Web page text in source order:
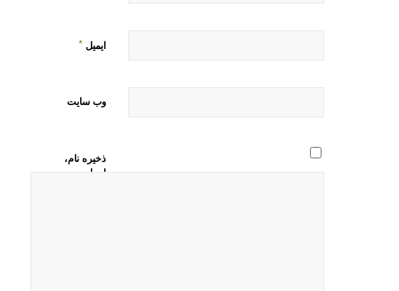
ایمیل *
وب‌ سایت
ذخیره نام،
ایمیل و